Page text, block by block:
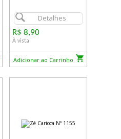
Detalhes
R$ 8,90
À vista
Adicionar ao Carrinho